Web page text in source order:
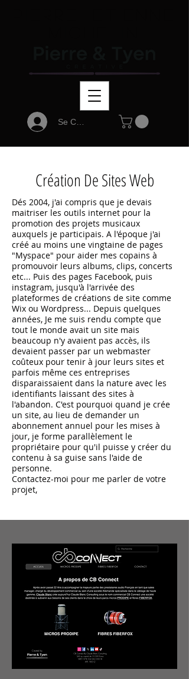
Se Connecter
Création De Sites Web
Dés 2004, j'ai compris que je devais
maitriser les outils internet pour la
promotion des projets musicaux
auxquels je participais. A l'époque j'ai
créé au moins une vingtaine de pages
"Myspace" pour aider mes copains à
promouvoir leurs albums, clips, concerts
etc... Puis des pages Facebook, puis
instagram, jusqu'à l'arrivée des
plateformes de créations de site comme
Wix ou Wordpress... Depuis quelques
années, Je me suis rendu compte que
tout le monde avait un site mais
beaucoup n'y avaient pas accès, ils
devaient passer par un webmaster
coûteux pour tenir à jour leurs sites et
parfois même ces entreprises
disparaissaient dans la nature avec les
identifiants laissant des sites à
l'abandon. C'est pourquoi quand je crée
un site, au lieu de demander un
abonnement annuel pour les mises à
jour, je forme parallèlement le
propriétaire pour qu'il puisse y créer du
contenu à sa guise sans l'aide de
personne.
Contactez-moi pour me parler de votre
projet,